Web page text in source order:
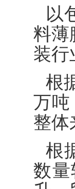
以
料薄
装行
根
万吨
整体
根
数